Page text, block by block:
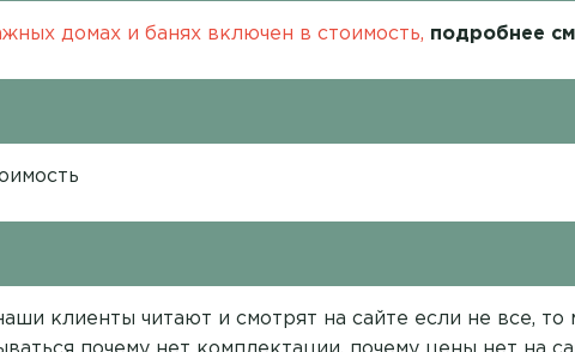
домах и банях включен в стоимость, подробнее
клиенты читают и смотрят на сайте если не все, то